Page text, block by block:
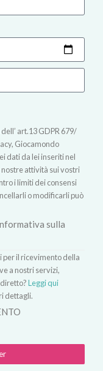
art.13 GDPR 679/
Giocamondo
dati da lei inseriti nel
attività sui vostri
i limiti dei consensi
o modificarli può
sulla
per il ricevimento della
a nostri servizi,
Leggi qui
dettagli.